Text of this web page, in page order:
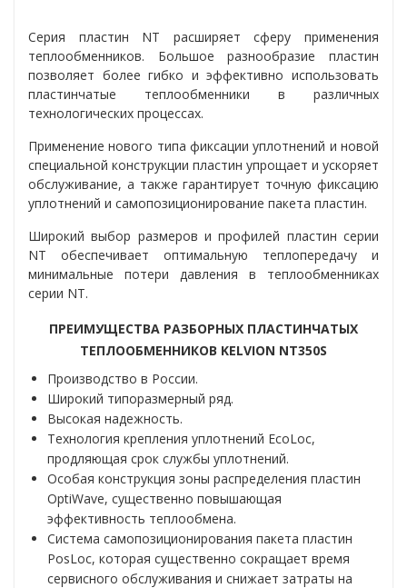
Серия пластин NT расширяет сферу применения
теплообменников. Большое разнообразие пластин
позволяет более гибко и эффективно использовать
пластинчатые теплообменники в различных
технологических процессах.
Применение нового типа фиксации уплотнений и новой
специальной конструкции пластин упрощает и ускоряет
обслуживание, а также гарантирует точную фиксацию
уплотнений и самопозиционирование пакета пластин.
Широкий выбор размеров и профилей пластин серии
NT обеспечивает оптимальную теплопередачу и
минимальные потери давления в теплообменниках
серии NT.
ПРЕИМУЩЕСТВА РАЗБОРНЫХ ПЛАСТИНЧАТЫХ
ТЕПЛООБМЕННИКОВ KELVION NT350S
Производство в России.
Широкий типоразмерный ряд.
Высокая надежность.
Технология крепления уплотнений EcoLoc,
продляющая срок службы уплотнений.
Особая конструкция зоны распределения пластин
OptiWave, существенно повышающая
эффективность теплообмена.
Система самопозиционирования пакета пластин
PosLoc, которая существенно сокращает время
сервисного обслуживания и снижает затраты на